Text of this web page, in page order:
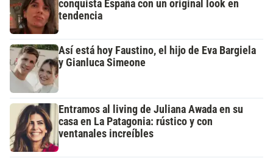
conquista España con un original look en
tendencia
Así está hoy Faustino, el hijo de Eva Bargiela
y Gianluca Simeone
Entramos al living de Juliana Awada en su
casa en La Patagonia: rústico y con
ventanales increíbles